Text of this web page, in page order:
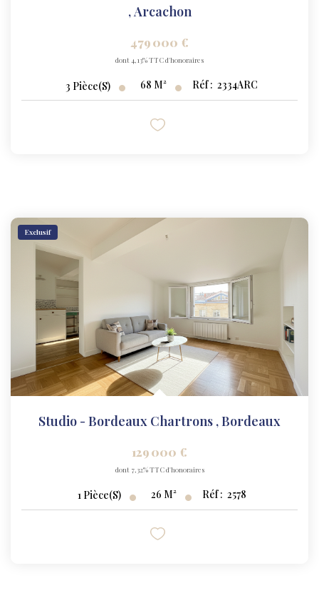
,Arcachon
479 000 €
dont 4,13% TTC d'honoraires
3 Pièce(s) 68 M² Réf : 2334ARC
Exclusif
Studio - Bordeaux Chartrons ,Bordeaux
129 000 €
dont 7,32% TTC d'honoraires
1 Pièce(s) 26 M² Réf : 2578